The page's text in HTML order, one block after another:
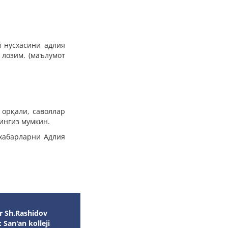
адлия
(маълумот
саволлар
мумкин.
Адлия
Sh.Rashidov
San'an kolleji